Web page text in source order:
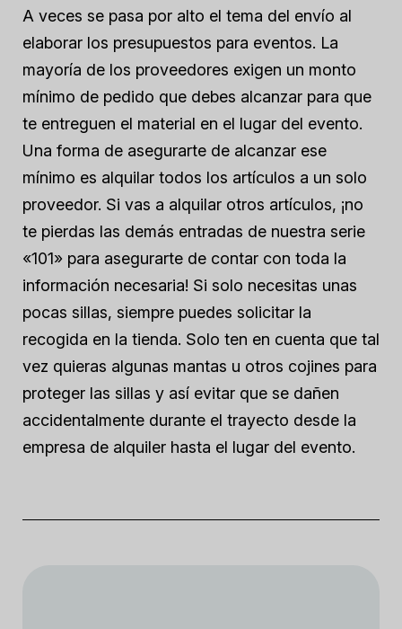
A veces se pasa por alto el tema del envío al
elaborar los presupuestos para eventos. La
mayoría de los proveedores exigen un monto
mínimo de pedido que debes alcanzar para que
te entreguen el material en el lugar del evento.
Una forma de asegurarte de alcanzar ese
mínimo es alquilar todos los artículos a un solo
proveedor. Si vas a alquilar otros artículos, ¡no
te pierdas las demás entradas de nuestra serie
«101» para asegurarte de contar con toda la
información necesaria! Si solo necesitas unas
pocas sillas, siempre puedes solicitar la
recogida en la tienda. Solo ten en cuenta que tal
vez quieras algunas mantas u otros cojines para
proteger las sillas y así evitar que se dañen
accidentalmente durante el trayecto desde la
empresa de alquiler hasta el lugar del evento.